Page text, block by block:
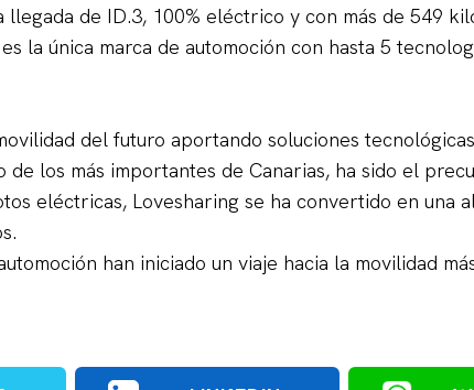
de ID.3, 100% eléctrico y con más de 549
la única marca de automoción con hasta 5
del futuro aportando soluciones
de los más importantes de Canarias, ha sido el
eléctricas, Lovesharing se ha convertido en una
han iniciado un viaje hacia la movilidad